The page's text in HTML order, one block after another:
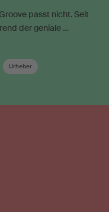
passt nicht. Seit
der geniale …
Urheber